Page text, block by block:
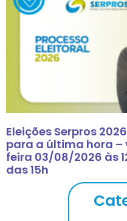
Eleições Serpros
para a última hora
feira 03/08/2026 às
das 15h